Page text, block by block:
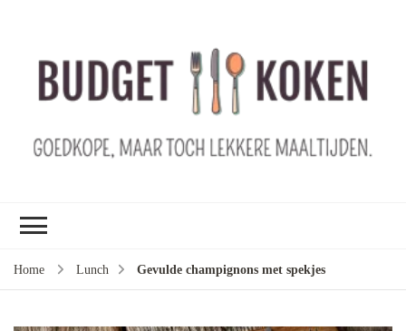
Home Lunch Gevulde champignons met spekjes